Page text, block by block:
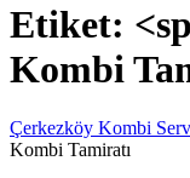
Etiket:
Kombi
Çerkezköy Kombi
Kombi Tamiratı